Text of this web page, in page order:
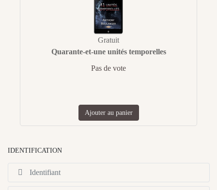
Gratuit
Quarante-et-une unités temporelles
Pas de vote
Ajouter au panier
IDENTIFICATION